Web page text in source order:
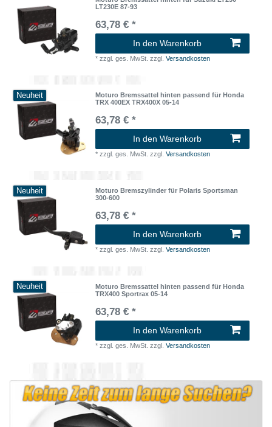
LT230E 87-93
63,78 € *
In den Warenkorb
*zzgl. ges. MwSt. zzgl.Versandkosten
Neuheit
Moturo Bremssattel hinten passend für Honda
TRX 400EX TRX400X 05-14
63,78 € *
In den Warenkorb
*zzgl. ges. MwSt. zzgl.Versandkosten
Neuheit
Moturo Bremszylinder für Polaris Sportsman
300-600
63,78 € *
In den Warenkorb
*zzgl. ges. MwSt. zzgl.Versandkosten
Neuheit
Moturo Bremssattel hinten passend für Honda
TRX400 Sportrax 05-14
63,78 € *
In den Warenkorb
*zzgl. ges. MwSt. zzgl.Versandkosten